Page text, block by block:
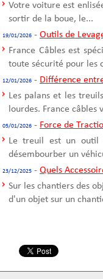
Votre voiture est
sortir de la boue, le...
19/01/2026 - Outils de
France Câbles est
toute sécurité pour les
12/01/2026 - Différence
Les palans et les
lourdes. France câbles
05/01/2026 - Force de
Le treuil est un outil
désembourber un
23/12/2025 - Quels
Sur les chantiers des
d'un objet sur un